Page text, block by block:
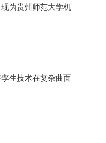
为贵州师范大学机
生技术在复杂曲面